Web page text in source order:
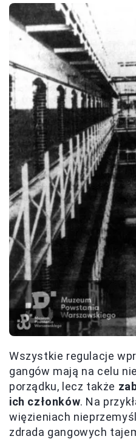
Wszystkie regulacje
gangów mają na celu
porządku, lecz także
ich członków. Na
więzieniach
zdrada gangowych